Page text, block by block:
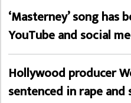
‘Masterney’ song has
YouTube and social
Hollywood producer
sentenced in rape and